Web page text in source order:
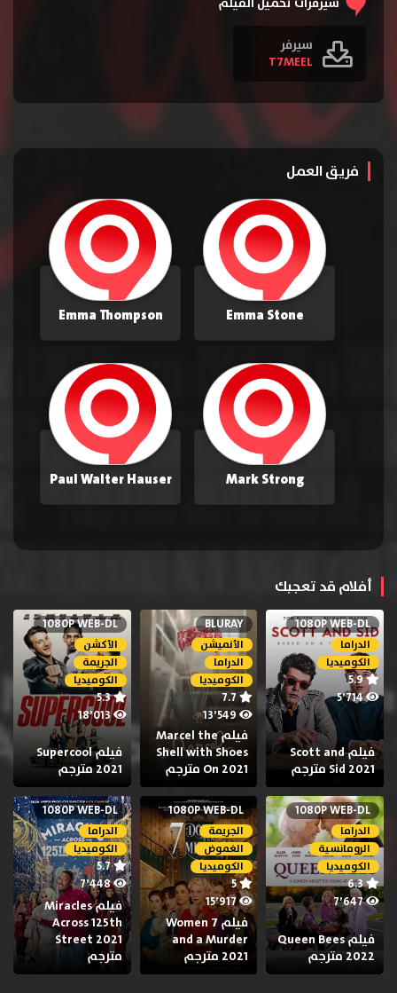
سيرفر
T7MEEL
فريق العمل
Emma Stone
Emma Thompson
Mark Strong
Paul Walter Hauser
أفلام قد تعجبك
1080P WEB-DL
الدراما
الكوميديا
5.9
5٬714
فيلم Scott and
Sid 2021 مترجم
BLURAY
الأنميشن
الدراما
الكوميديا
7.7
13٬549
فيلم Marcel the
Shell with Shoes
On 2021 مترجم
1080P WEB-DL
الأكشن
الجريمة
الكوميديا
5.3
18٬013
فيلم Supercool
2021 مترجم
1080P WEB-DL
الدراما
الرومانسية
الكوميديا
6.3
7٬647
فيلم Queen Bees
2022 مترجم
1080P WEB-DL
الجريمة
الغموض
الكوميديا
5
15٬917
فيلم 7 Women
and a Murder
2021 مترجم
1080P WEB-DL
الدراما
الكوميديا
5.7
7٬448
فيلم Miracles
Across 125th
Street 2021
مترجم